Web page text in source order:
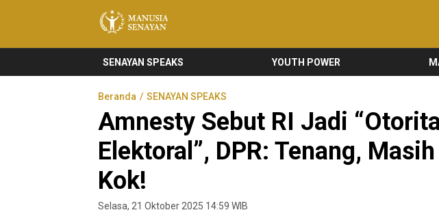
Manusia Senayan
Manusia Bicara, Senayan Bersuara
SENAYAN SPEAKS YOUTH POWER
Beranda SENAYAN SPEAKS
Amnesty Sebut RI Jadi
Elektoral”, DPR: Tenang,
Kok!
Selasa, 21 Oktober 2025 14:59 WIB